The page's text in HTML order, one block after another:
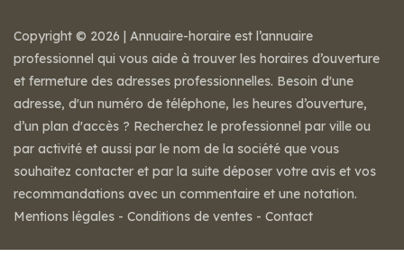
Copyright © 2026 | Annuaire-horaire est l’annuaire
professionnel qui vous aide à trouver les horaires d’ouverture
et fermeture des adresses professionnelles. Besoin d'une
adresse, d'un numéro de téléphone, les heures d’ouverture,
d’un plan d'accès ? Recherchez le professionnel par ville ou
par activité et aussi par le nom de la société que vous
souhaitez contacter et par la suite déposer votre avis et vos
recommandations avec un commentaire et une notation.
Mentions légales - Conditions de ventes - Contact